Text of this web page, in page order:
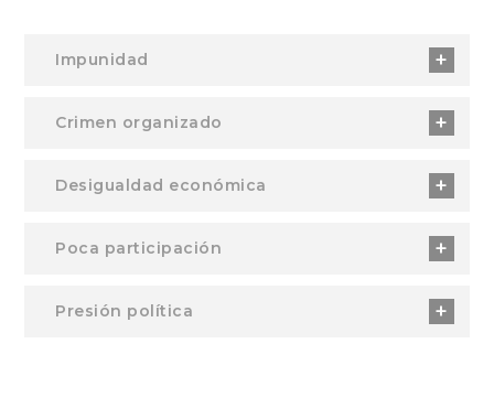
Impunidad
Crimen organizado
Desigualdad económica
Poca participación
Presión política